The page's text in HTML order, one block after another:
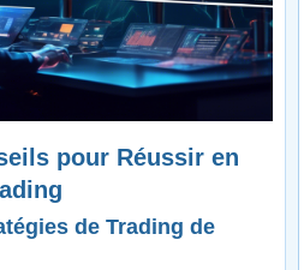
pour Réussir en
de Trading de